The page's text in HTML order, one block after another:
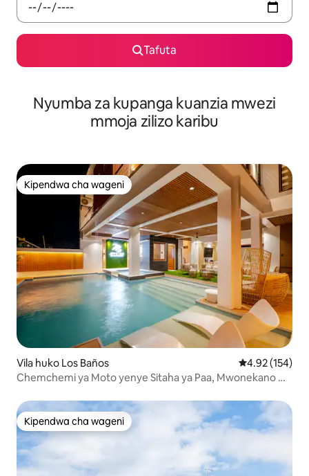
Tafuta
Nyumba za kupanga kuanzia mwezi
mmoja zilizo karibu
Kipendwa cha wageni
Kipendwa cha wageni
Vila huko Los Baños Ukadiriaji wa
4.92 (154)
Chemchemi ya Moto yenye Sitaha ya Paa, Mwonekano wa
Kipendwa cha wageni
Kipendwa cha wageni